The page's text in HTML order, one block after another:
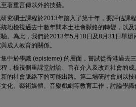
著重言傳以外的技藝。
究碩士課程於2013年踏入了第十年，要評估課
地檢視過去十數年間本土社會脈絡的轉變，以
。為此，我們於2013年5月18日及8月31日舉辦
成人教育的關係。
中於學識 (episteme) 的層面，嘗試從香港過去
，檢視側重課堂討論、旨在介入及改造社會的
的社會脈絡下的可能出路。第二場研討會則以
化、藝術媒體、音樂戲劇等教育工作，討論學